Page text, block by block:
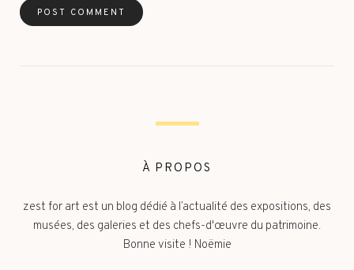
À PROPOS
zest for art est un blog dédié à l’actualité des expositions, des
musées, des galeries et des chefs-d'œuvre du patrimoine.
Bonne visite ! Noëmie